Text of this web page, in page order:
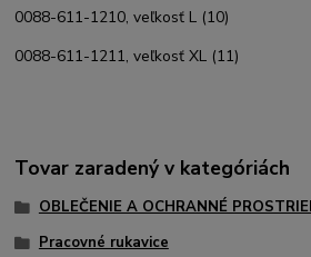
0088-611-1210, veľkosť L (10)
0088-611-1211, veľkosť XL (11)
Tovar zaradený v kategóriách
OBLEČENIE A OCHRANNÉ
Pracovné rukavice